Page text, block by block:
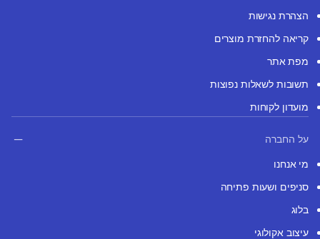
הצהרת נגישות
קריאה להחזרת מוצרים
מפת אתר
תשובות לשאלות נפוצות
מועדון לקוחות
על החברה
מי אנחנו
סניפים ושעות פתיחה
בלוג
עיצוב אקולוגי